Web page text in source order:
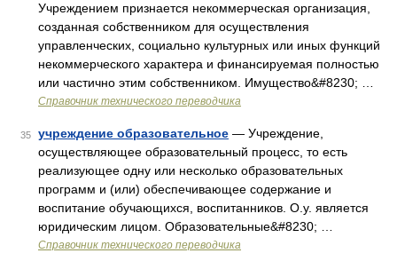
Учреждением признается некоммерческая организация,
созданная собственником для осуществления
управленческих, социально культурных или иных функций
некоммерческого характера и финансируемая полностью
или частично этим собственником. Имущество&#8230; …
Справочник технического переводчика
35 учреждение образовательное — Учреждение,
осуществляющее образовательный процесс, то есть
реализующее одну или несколько образовательных
программ и (или) обеспечивающее содержание и
воспитание обучающихся, воспитанников. О.у. является
юридическим лицом. Образовательные&#8230; …
Справочник технического переводчика